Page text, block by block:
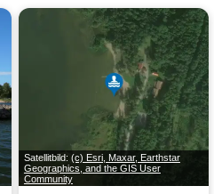
Satellitbild: (c) Esri, Maxar, Earthstar
Geographics, and the GIS User
Community